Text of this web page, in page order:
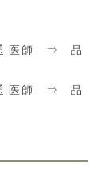
通 医師 ⇒ 品
通 医師 ⇒ 品